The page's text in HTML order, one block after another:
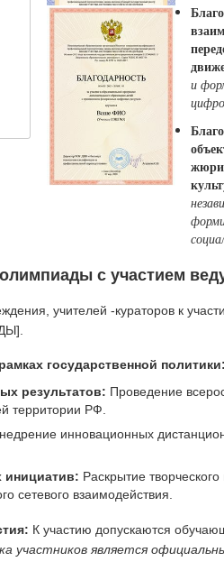
и
жюри
с участием
учителей -кураторов к
государственной политики:
результатов: Проведение
территории РФ.
инновационных
инициатив: Раскрытие
сетевого взаимодействия.
К участию допускаются
участников является